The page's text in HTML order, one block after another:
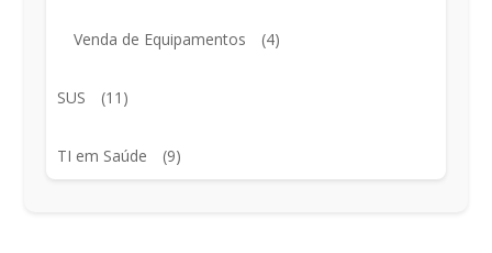
Venda de Equipamentos (4)
SUS (11)
TI em Saúde (9)